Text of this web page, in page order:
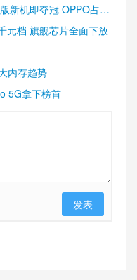
新机即夺冠 OPPO占据
元档 旗舰芯片全面下放
内存趋势
5G拿下榜首
发表